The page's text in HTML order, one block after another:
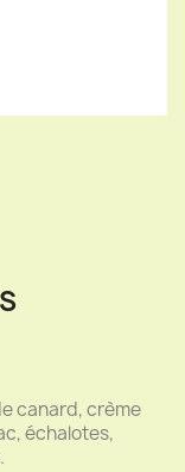
canard, crème
échalotes,